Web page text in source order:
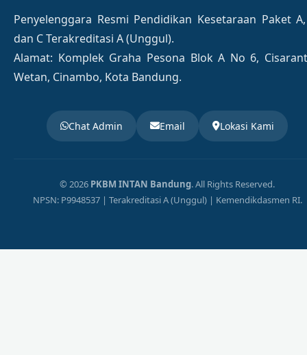
Penyelenggara Resmi Pendidikan Kesetaraan Paket
dan C Terakreditasi A (Unggul).
Alamat: Komplek Graha Pesona Blok A No 6,
Wetan, Cinambo, Kota Bandung.
Chat Admin Email Lokasi Kami
© 2026 PKBM INTAN Bandung. All Rights Reserved.
NPSN: P9948537 | Terakreditasi A (Unggul) | Kemendikdasmen RI.